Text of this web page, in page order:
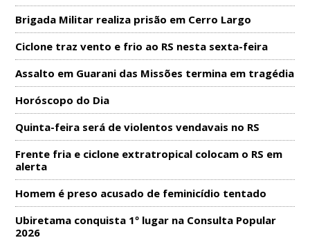
Brigada Militar realiza prisão em Cerro Largo
Ciclone traz vento e frio ao RS nesta sexta-feira
Assalto em Guarani das Missões termina em tragédia
Horóscopo do Dia
Quinta-feira será de violentos vendavais no RS
Frente fria e ciclone extratropical colocam o RS em
alerta
Homem é preso acusado de feminicídio tentado
Ubiretama conquista 1º lugar na Consulta Popular
2026